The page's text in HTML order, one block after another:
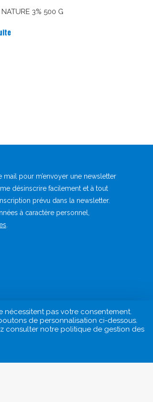
nécessitent pas votre consentement.
de personnalisation ci-dessous.
consulter notre politique de gestion des
3% 500 G
mail pour m’envoyer une newsletter
désinscrire facilement et à tout
prévu dans la newsletter.
à caractère personnel,